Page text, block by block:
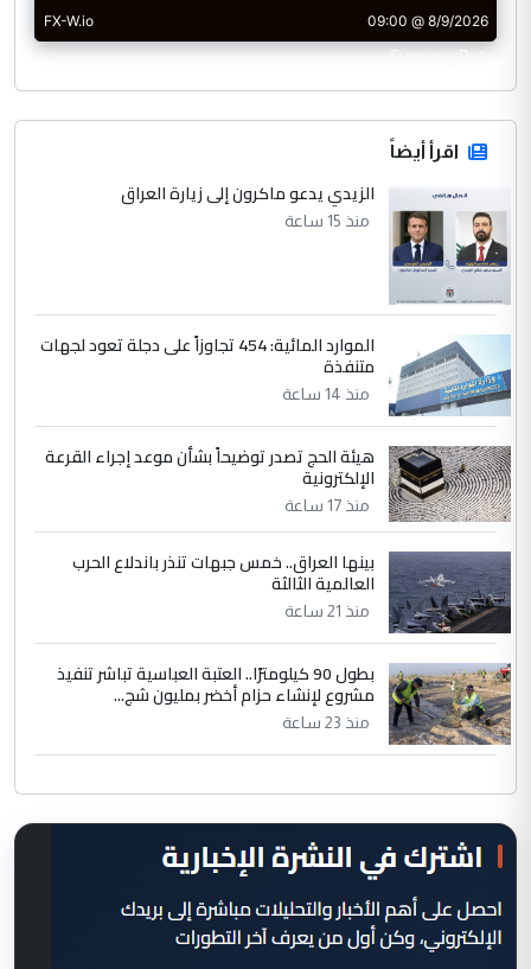
CurrencyRate
اقرأ أيضاً
الزيدي يدعو ماكرون إلى زيارة العراق
منذ 15 ساعة
الموارد المائية: 454 تجاوزاً على دجلة تعود لجهات
متنفذة
منذ 14 ساعة
هيئة الحج تصدر توضيحاً بشأن موعد إجراء القرعة
الإلكترونية
منذ 17 ساعة
بينها العراق.. خمس جبهات تنذر باندلاع الحرب
العالمية الثالثة
منذ 21 ساعة
بطول 90 كيلومترًا.. العتبة العباسية تباشر تنفيذ
مشروع لإنشاء حزام أخضر بمليون شج...
منذ 23 ساعة